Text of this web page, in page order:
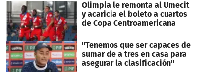
Olimpia le remonta al Umecit
y acaricia el boleto a cuartos
de Copa Centroamericana
"Tenemos que ser capaces de
sumar de a tres en casa para
asegurar la clasificación"